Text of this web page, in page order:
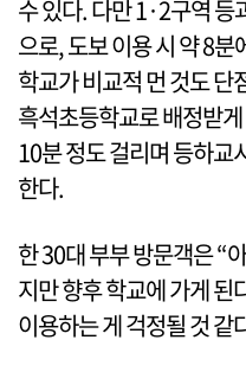
수 있다. 다만 1·2구역 등
으로, 도보 이용 시 약 8
학교가 비교적 먼 것도
흑석초등학교로 배정받
10분 정도 걸리며 등하교
한다.
한 30대 부부 방문객은 “
지만 향후 학교에 가게 된
이용하는 게 걱정될 것 같